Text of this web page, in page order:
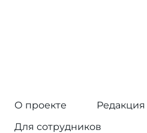
О проекте
Редакция
Для сотрудников